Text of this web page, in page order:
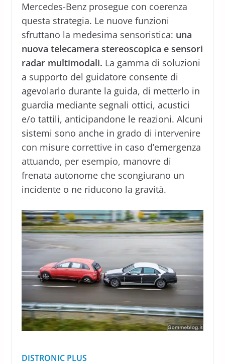
Mercedes-Benz prosegue con coerenza
questa strategia. Le nuove funzioni
sfruttano la medesima sensoristica: una
nuova telecamera stereoscopica e sensori
radar multimodali. La gamma di soluzioni
a supporto del guidatore consente di
agevolarlo durante la guida, di metterlo in
guardia mediante segnali ottici, acustici
e/o tattili, anticipandone le reazioni. Alcuni
sistemi sono anche in grado di intervenire
con misure correttive in caso d’emergenza
attuando, per esempio, manovre di
frenata autonome che scongiurano un
incidente o ne riducono la gravità.
DISTRONIC PLUS